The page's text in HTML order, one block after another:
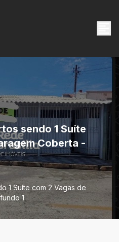
sendo 1 Suíte
Coberta -
1 Suíte com 2 Vagas de
1